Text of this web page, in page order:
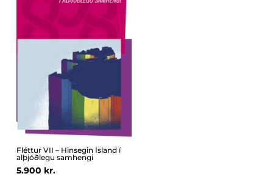
Fléttur VII – Hinsegin Ísland í
alþjóðlegu samhengi
5.900 kr.